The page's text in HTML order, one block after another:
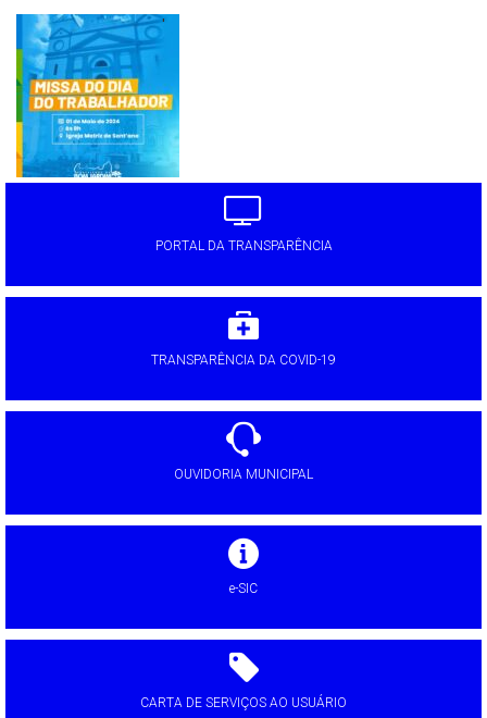
PORTAL DA TRANSPARÊNCIA
TRANSPARÊNCIA DA COVID-19
OUVIDORIA MUNICIPAL
e-SIC
CARTA DE SERVIÇOS AO USUÁRIO
'